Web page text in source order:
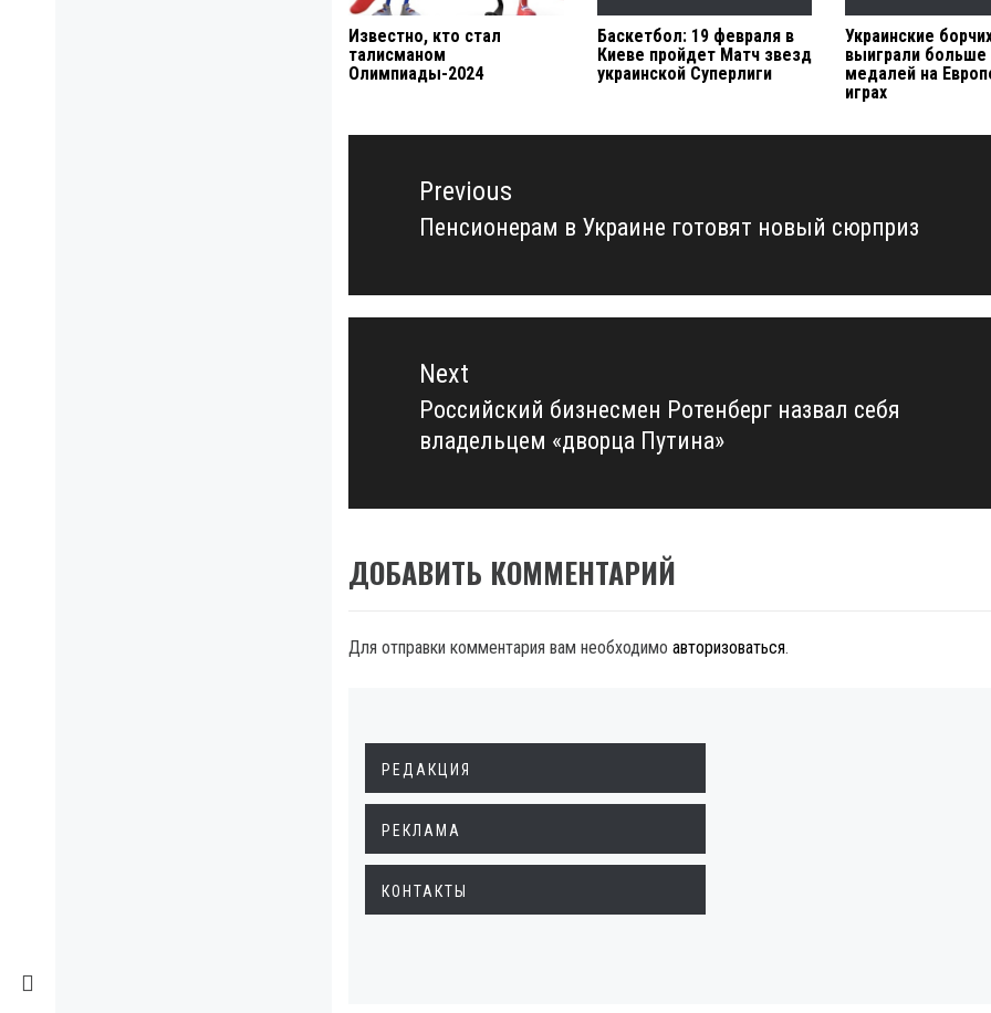
Известно, кто стал
талисманом
Олимпиады-2024
Баскетбол: 19 февраля в
Киеве пройдет Матч звезд
украинской Суперлиги
Украинские
выиграли больше
медалей на
играх
Навигация
записямPrevious
Previous
Пенсионерам в Украине готовят новый сюрприз
Next
Next
post:
Российский бизнесмен Ротенберг назвал себя
владельцем «дворца Путина»
ДОБАВИТЬ КОММЕНТАРИЙ
Для отправки комментария вам необходимо авторизоваться.
РЕДАКЦИЯ
РЕКЛАМА
КОНТАКТЫ